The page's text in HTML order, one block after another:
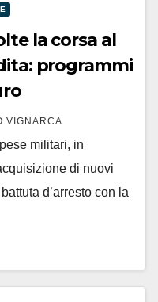
la corsa al
programmi
VIGNARCA
militari, in
di nuovi
d’arresto con la